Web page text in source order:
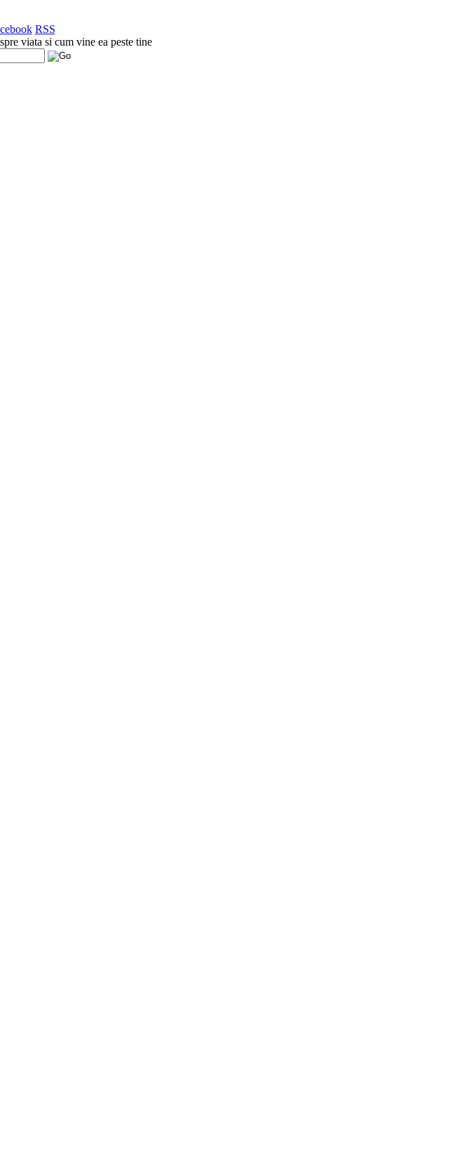
RSS
viata si cum vine ea peste tine